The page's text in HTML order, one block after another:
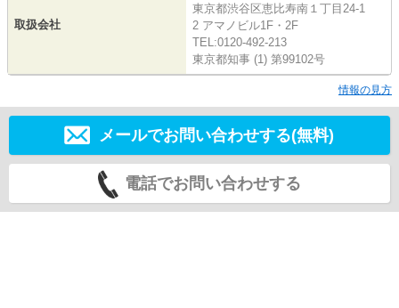
取扱会社
東京都渋谷区恵比寿南１丁目24-1
2 アマノビル1F・2F
TEL:0120-492-213
東京都知事 (1) 第99102号
情報の見方
メールでお問い合わせする(無料)
電話でお問い合わせする